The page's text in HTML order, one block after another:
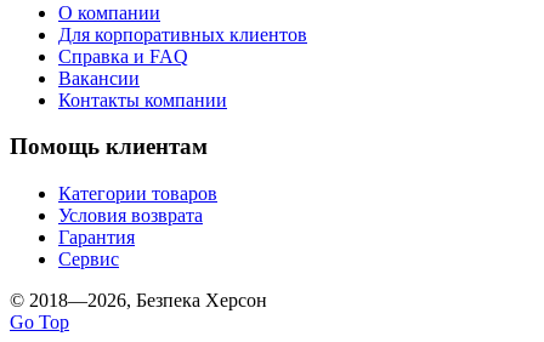
О компании
Для корпоративных клиентов
Справка и FAQ
Вакансии
Контакты компании
Помощь клиентам
Категории товаров
Условия возврата
Гарантия
Сервис
© 2018—2026, Безпека Херсон
Go Top